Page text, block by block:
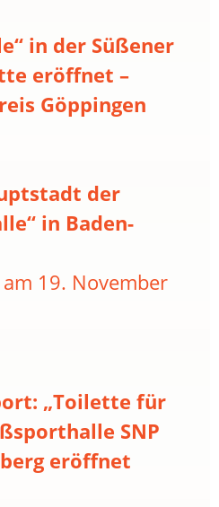
in der Süßener
eröffnet –
Göppingen
der
in Baden-
19. November
„Toilette für
SNP
eröffnet